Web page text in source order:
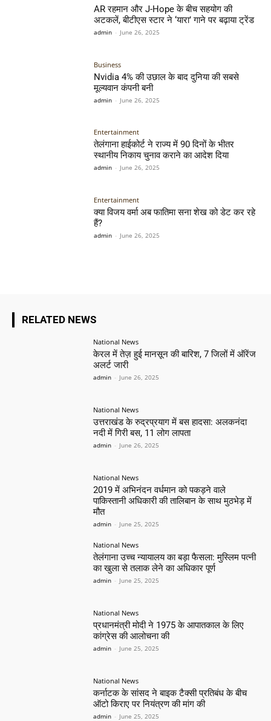
AR रहमान और J-Hope के बीच सहयोग की
अटकलें, बीटीएस स्टार ने ‘यारा’ गाने पर बढ़ाया ट्रेंड
admin - June 26, 2025
Business
Nvidia 4% की उछाल के बाद दुनिया की सबसे
मूल्यवान कंपनी बनी
admin - June 26, 2025
Entertainment
तेलंगाना हाईकोर्ट ने राज्य में 90 दिनों के भीतर
स्थानीय निकाय चुनाव कराने का आदेश दिया
admin - June 26, 2025
Entertainment
क्या विजय वर्मा अब फातिमा सना शेख को डेट कर रहे
हैं?
admin - June 26, 2025
RELATED NEWS
National News
केरल में तेज़ हुई मानसून की बारिश, 7 जिलों में ऑरेंज
अलर्ट जारी
admin - June 26, 2025
National News
उत्तराखंड के रुद्रप्रयाग में बस हादसा: अलकनंदा
नदी में गिरी बस, 11 लोग लापता
admin - June 26, 2025
National News
2019 में अभिनंदन वर्धमान को पकड़ने वाले
पाकिस्तानी अधिकारी की तालिबान के साथ मुठभेड़ में
मौत
admin - June 25, 2025
National News
तेलंगाना उच्च न्यायालय का बड़ा फैसला: मुस्लिम पत्नी
का खुला से तलाक लेने का अधिकार पूर्ण
admin - June 25, 2025
National News
प्रधानमंत्री मोदी ने 1975 के आपातकाल के लिए
कांग्रेस की आलोचना की
admin - June 25, 2025
National News
कर्नाटक के सांसद ने बाइक टैक्सी प्रतिबंध के बीच
ऑटो किराए पर नियंत्रण की मांग की
admin - June 25, 2025